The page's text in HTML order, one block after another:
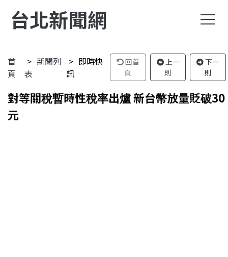
台北新聞網
首
頁
新聞列
表
即時快
訊
回首
頁
上一
則
下一
則
對等關稅暫時性稅率出爐 新台幣放量貶破30
元